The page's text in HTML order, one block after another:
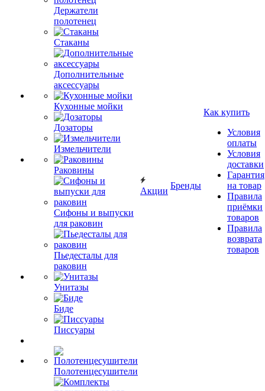
Держатели
полотенец
Стаканы
Дополнительные
аксессуары
Кухонные мойки
Дозаторы
Измельчители
Раковины
Сифоны и выпуски
для раковин
Пьедесталы для
раковин
Унитазы
Биде
Писсуары
Полотенцесушители
Акции
Бренды
Как купить
Условия
оплаты
Условия
доставки
Гарантия
на товар
Правила
приёмки
товаров
Правила
возврата
товаров